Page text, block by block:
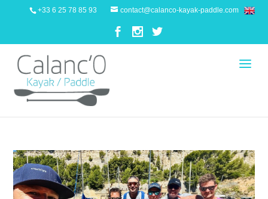
+33 6 25 78 85 93 contact@calanco-kayak-paddle.com